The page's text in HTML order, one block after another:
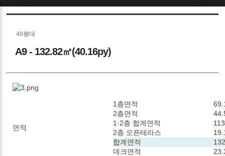
40평대
A9 - 132.82㎡(40.16py)
면적
1층면적
2층면적
1·2층 합계면적
2층 오픈테라스
합계면적
데크면적
Sketchbook5, 스케치북5
Sketchbook5, 스케치북5